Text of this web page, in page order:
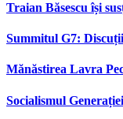
Traian Băsescu își
Summitul G7:
Mănăstirea Lavra
Socialismul